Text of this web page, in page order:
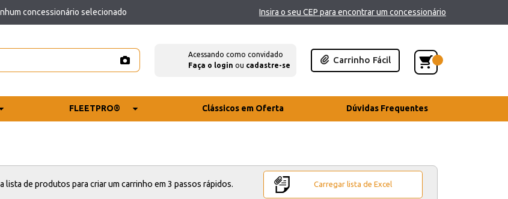
concessionário selecionado Insira o seu CEP para encontrar um concessionário
Acessando como convidado
Faça o login ou cadastre-se
Carrinho Fácil
FLEETPRO® Clássicos em Oferta Dúvidas Frequentes
lista de produtos para criar um carrinho em 3 passos rápidos. Carregar lista de Excel